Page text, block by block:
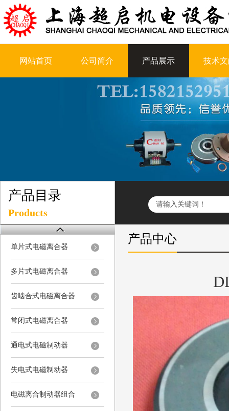
网站首页 公司简介 产品展示 技术
产品目录
Products
单片式电磁离合器
多片式电磁离合器
齿啮合式电磁离合器
常闭式电磁离合器
通电式电磁制动器
失电式电磁制动器
电磁离合制动器组合
产品中心